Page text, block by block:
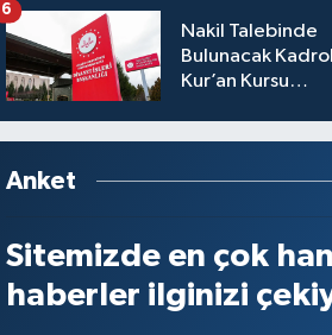
Nakil Talebinde
Bulunacak
Kur’an Kursu
6
Anket
Sitemizde en çok
haberler ilginizi